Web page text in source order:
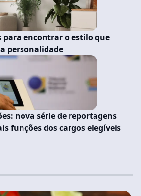
para encontrar o estilo que
personalidade
nova série de reportagens
funções dos cargos elegíveis